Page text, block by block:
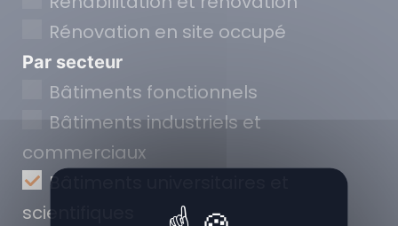
Rénovation en site occupé
Par secteur
Bâtiments fonctionnels
Bâtiments industriels et
commerciaux
Bâtiments universitaires et
scientifiques